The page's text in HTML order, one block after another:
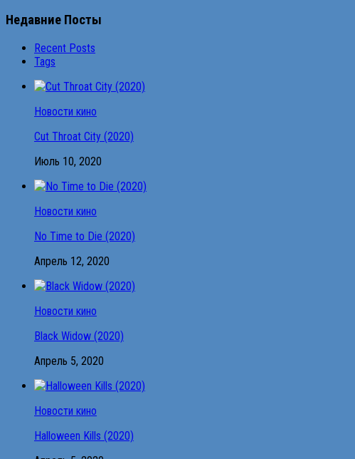
Недавние Посты
Recent Posts
Tags
Новости кино
Cut Throat City (2020)
Июль 10, 2020
Новости кино
No Time to Die (2020)
Апрель 12, 2020
Новости кино
Black Widow (2020)
Апрель 5, 2020
Новости кино
Halloween Kills (2020)